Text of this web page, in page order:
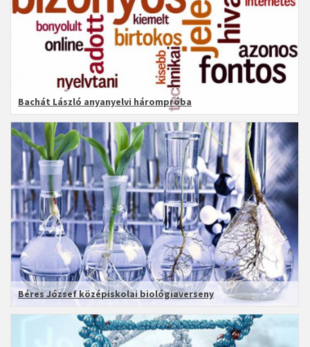
Bachát László anyanyelvi hárompróba
Béres József középiskolai biológiaverseny